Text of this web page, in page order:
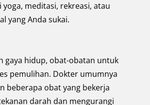
meditasi, rekreasi, atau
yang Anda sukai.
gaya hidup, obat-obatan untuk
pemulihan. Dokter umumnya
beberapa obat yang bekerja
darah dan mengurangi